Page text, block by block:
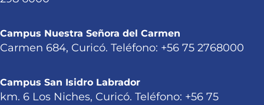
Campus Nuestra Señora del Carmen
Carmen 684, Curicó. Teléfono: +56 75 2768000
Campus San Isidro Labrador
km. 6 Los Niches, Curicó. Teléfono: +56 75